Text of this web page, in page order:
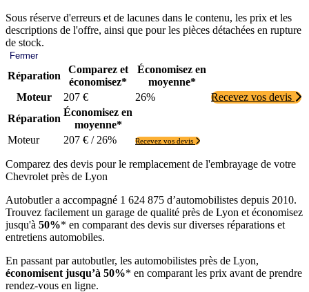
Sous réserve d'erreurs et de lacunes dans le contenu, les prix et les
descriptions de l'offre, ainsi que pour les pièces détachées en rupture
de stock.
Fermer
Réparation
Comparez et
économisez*
Économisez en
moyenne*
Moteur
207 € 26%
Recevez vos devis
Réparation
Économisez en
moyenne*
Moteur
207 € / 26% Recevez vos devis
Comparez des devis pour le remplacement de l'embrayage de votre
Chevrolet près de Lyon
Autobutler a accompagné 1 624 875 d’automobilistes depuis 2010.
Trouvez facilement un garage de qualité près de Lyon et économisez
jusqu'à 50%* en comparant des devis sur diverses réparations et
entretiens automobiles.
En passant par autobutler, les automobilistes près de Lyon,
économisent jusqu’à 50%* en comparant les prix avant de prendre
rendez-vous en ligne.